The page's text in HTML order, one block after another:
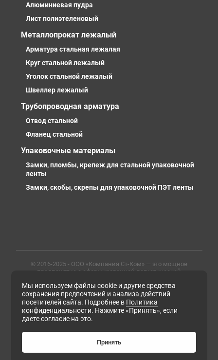
Алюминиевая пудра
Лист полиэтеленовый
Металлопрокат лежалый
Арматура стальная лежалая
Круг стальной лежалый
Уголок стальной лежалый
Швеллер лежалый
Трубопроводная арматура
Отвод стальной
Фланец стальной
Упаковочные материалы
Замки, пломбы, крепеж для стальной упаковочной
ленты
Замки, скобы, скрепы для упаковочной ПЭТ ленты
© 2016-2025 - ООО «Компания Ст-Ком» — это мощное
предприятие с сформированной логистической
профессиональными сотрудниками. Предлагаем
металлопрокат любых марок, типов и размеров с
доставкой в России и СНГ
ИНН 6679102638, ОГРН 1169658133171
Согласие на обработку персональных данных
Согласие на получение рассылки рекламно-
информационных материалов
Мы используем файлы cookie и другие средства
сохранения предпочтений и анализа действий
посетителей сайта. Подробнее в Политика
конфиденциальности. Нажмите «Принять», если
даете согласие на это.
Принять